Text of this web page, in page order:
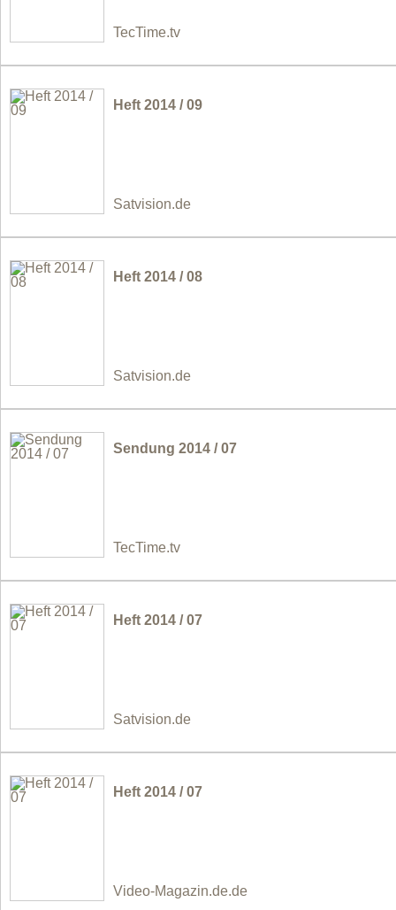
TecTime.tv
Heft 2014 / 09
Satvision.de
Heft 2014 / 08
Satvision.de
Sendung 2014 / 07
TecTime.tv
Heft 2014 / 07
Satvision.de
Heft 2014 / 07
Video-Magazin.de.de